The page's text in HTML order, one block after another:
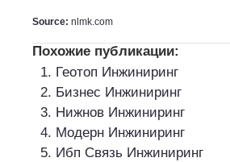
Source: nlmk.com
Похожие публикации:
Геотоп Инжиниринг
Бизнес Инжиниринг
Нижнов Инжиниринг
Модерн Инжиниринг
Ибп Связь Инжиниринг